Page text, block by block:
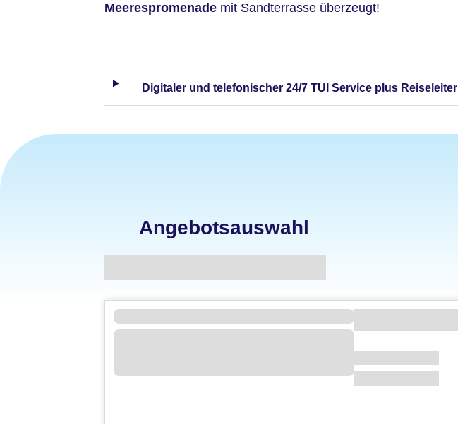
Meerespromenade mit Sandterrasse überzeugt!
Digitaler und telefonischer 24/7 TUI Service plus Reiseleiter
Angebotsauswahl